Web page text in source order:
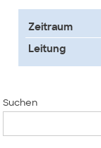
Zeitraum
Leitung
Suchen